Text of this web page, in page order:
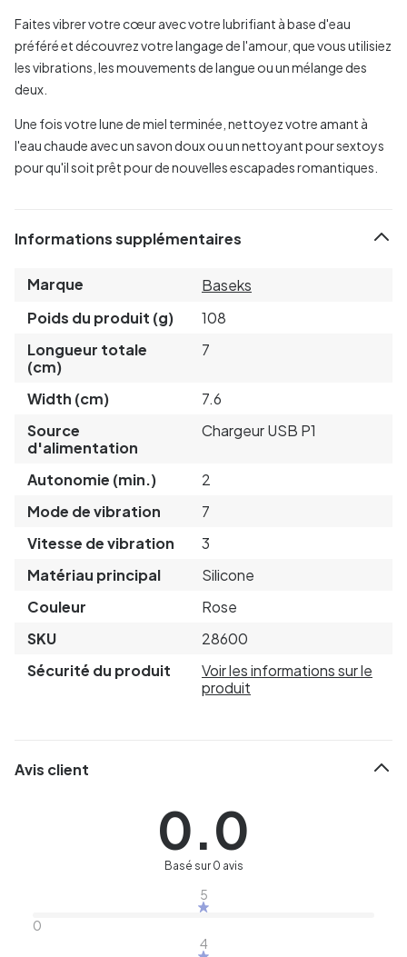
Faites vibrer votre cœur avec votre lubrifiant à base d'eau
préféré et découvrez votre langage de l'amour, que vous utilisiez
les vibrations, les mouvements de langue ou un mélange des
deux.
Une fois votre lune de miel terminée, nettoyez votre amant à
l'eau chaude avec un savon doux ou un nettoyant pour sextoys
pour qu'il soit prêt pour de nouvelles escapades romantiques.
Informations supplémentaires
Marque
Baseks
Poids du produit (g)
108
Longueur totale
(cm)
7
Width (cm)
7.6
Source
d'alimentation
Chargeur USB P1
Autonomie (min.)
2
Mode de vibration
7
Vitesse de vibration
3
Matériau principal
Silicone
Couleur
Rose
SKU
28600
Sécurité du produit
Voir les informations sur le
produit
Avis client
0.0
Basé sur 0 avis
5
0
4